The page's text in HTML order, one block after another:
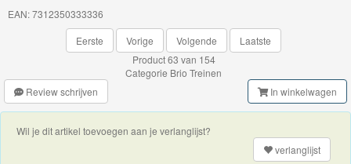
BigJigs
Road
Märklin
EAN: 7312350333336
Eerste
Vorige Volgende
Laatste
Product 63 van 154
Categorie Brio Treinen
Review schrijven
In winkelwagen
Wil je dit artikel toevoegen aan je verlanglijst?
verlanglijst